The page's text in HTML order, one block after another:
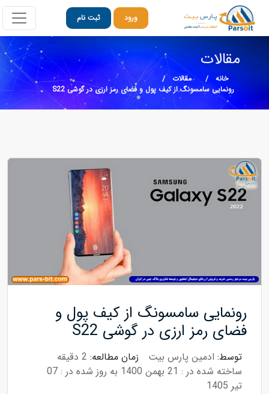
ورود ثبت نام
مقالات
خانه
مقالات
رونمایی سامسونگ از کیف پول و فضای رمز ارزی در گوشی S22
رونمایی سامسونگ از کیف پول و
فضای رمز ارزی در گوشی S22
توسط: ادمین پارس بیت زمان مطالعه: 2 دقیقه
ساخته شده در : 21 بهمن 1400
به روز شده در : 07
تیر 1405